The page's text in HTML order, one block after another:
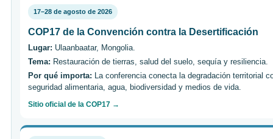
17–28 de agosto de 2026
COP17 de la Convención contra la Desertificación
Lugar: Ulaanbaatar, Mongolia.
Tema: Restauración de tierras, salud del suelo, sequía y resiliencia.
Por qué importa: La conferencia conecta la degradación territorial
seguridad alimentaria, agua, biodiversidad y medios de vida.
Sitio oficial de la COP17 →